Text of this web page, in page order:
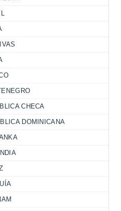
CHECA
DOMINICANA